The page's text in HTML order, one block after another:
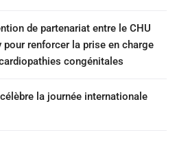
de partenariat entre le CHU
pour renforcer la prise en charge
congénitales
la journée internationale